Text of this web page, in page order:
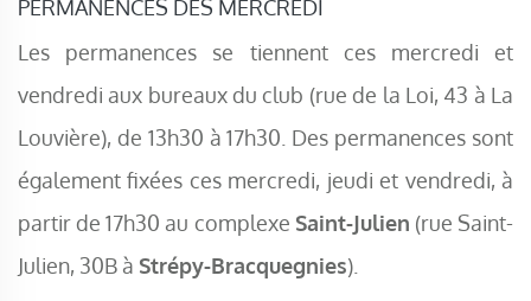
PERMANENCES DÈS MERCREDI
Les permanences se tiennent ces mercredi et
vendredi aux bureaux du club (rue de la Loi, 43 à La
Louvière), de 13h30 à 17h30. Des permanences sont
également fixées ces mercredi, jeudi et vendredi, à
partir de 17h30 au complexe Saint-Julien (rue Saint-
Julien, 30B à Strépy-Bracquegnies).